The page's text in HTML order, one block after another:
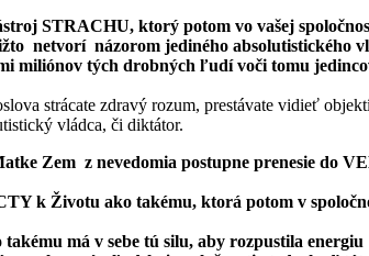
STRACHU, ktorý potom vo vašej
netvorí názorom jediného absolutistického
miliónov tých drobných ľudí voči tomu
strácate zdravý rozum, prestávate vidieť
vládca, či diktátor.
Zem z nevedomia postupne prenesie
k Životu ako takému, ktorá potom v
má v sebe tú silu, aby rozpustila